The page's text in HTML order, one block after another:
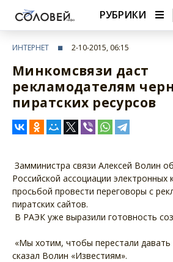
РУБРИКИ
ИНТЕРНЕТ 2-10-2015, 06:15
Минкомсвязи даст
рекламодателям
пиратских ресурсов
Замминистра связи Алексей Волин
Российской ассоциации электронных
просьбой провести переговоры с
пиратских сайтов.
В РАЭК уже выразили готовность
«Мы хотим, чтобы перестали давать
сказал Волин «Известиям».